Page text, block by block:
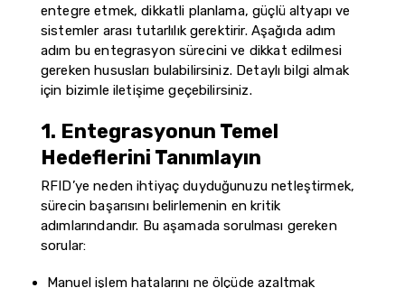
entegre etmek, dikkatli planlama, güçlü altyapı ve
sistemler arası tutarlılık gerektirir. Aşağıda adım
adım bu entegrasyon sürecini ve dikkat edilmesi
gereken hususları bulabilirsiniz. Detaylı bilgi almak
için bizimle iletişime geçebilirsiniz.
1. Entegrasyonun Temel
Hedeflerini Tanımlayın
RFID’ye neden ihtiyaç duyduğunuzu netleştirmek,
sürecin başarısını belirlemenin en kritik
adımlarındandır. Bu aşamada sorulması gereken
sorular:
Manuel işlem hatalarını ne ölçüde azaltmak